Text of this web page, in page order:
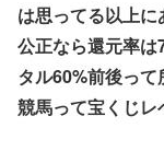
は思ってる以上に
公正なら還元率
タル60%前後って
競馬って宝くじ